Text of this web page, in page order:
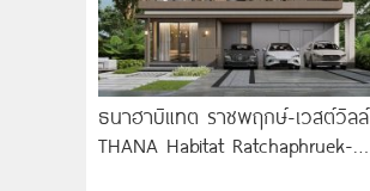
ธนาฮาบิแทต ราชพฤกษ์-เวสต์วิลล์
THANA Habitat Ratchaphruek-